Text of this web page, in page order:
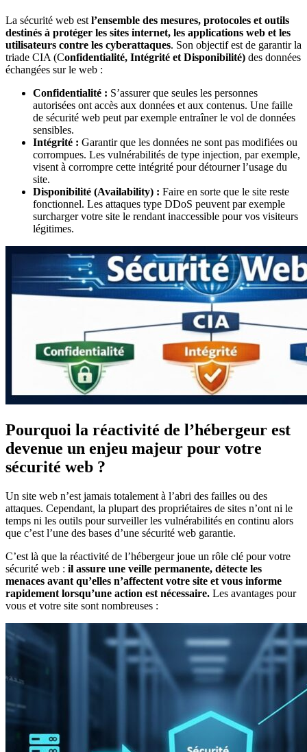
La sécurité web est l’ensemble des mesures, protocoles et outils
destinés à protéger les sites internet, les applications web et les
utilisateurs contre les cyberattaques. Son objectif est de garantir la
triade CIA (Confidentialité, Intégrité et Disponibilité) des données
échangées sur le web :
Confidentialité : S’assurer que seules les personnes
autorisées ont accès aux données et aux contenus. Une faille
de sécurité web peut par exemple entraîner le vol de données
sensibles.
Intégrité : Garantir que les données ne sont pas modifiées ou
corrompues. Les vulnérabilités de type injection, par exemple,
visent à corrompre cette intégrité pour détourner l’usage du
site.
Disponibilité (Availability) : Faire en sorte que le site reste
fonctionnel. Les attaques type DDoS peuvent par exemple
surcharger votre site le rendant inaccessible pour vos visiteurs
légitimes.
Pourquoi la réactivité de l’hébergeur est
devenue un enjeu majeur pour votre
sécurité web ?
Un site web n’est jamais totalement à l’abri des failles ou des
attaques. Cependant, la plupart des propriétaires de sites n’ont ni le
temps ni les outils pour surveiller les vulnérabilités en continu alors
que c’est l’une des bases d’une sécurité web garantie.
C’est là que la réactivité de l’hébergeur joue un rôle clé pour votre
sécurité web : il assure une veille permanente, détecte les
menaces avant qu’elles n’affectent votre site et vous informe
rapidement lorsqu’une action est nécessaire. Les avantages pour
vous et votre site sont nombreuses :